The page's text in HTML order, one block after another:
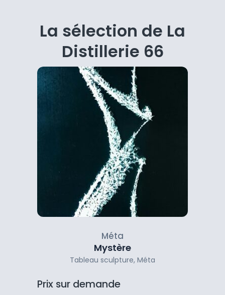
La sélection de La
Distillerie 66
Méta
Mystère
Tableau sculpture, Méta
Prix sur demande